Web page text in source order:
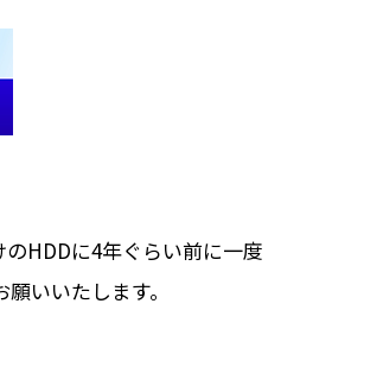
HDDに4年ぐらい前に一度
いいたします。